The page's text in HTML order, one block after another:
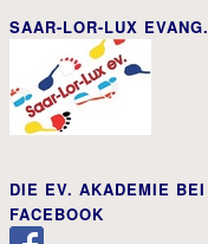
SAAR-LOR-LUX EVANG.
DIE EV. AKADEMIE BEI
FACEBOOK